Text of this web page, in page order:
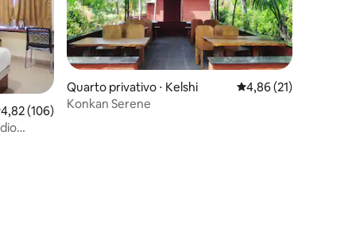
de uma avaliação média de 5, 106 avaliações
4,82 (106)
Quarto privativo ⋅ Kelshi 4,86 de uma
4,86 (21)
Konkan Serene